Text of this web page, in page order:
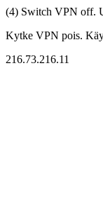
(4) Switch VPN off.
Kytke VPN pois.
216.73.216.11